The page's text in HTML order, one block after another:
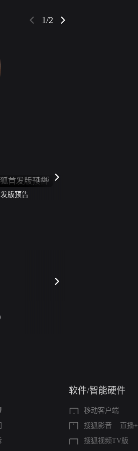
1/2
1:06
版预告
软件/智能硬件
移动客户端
搜狐影音
直播+
搜狐视频TV版